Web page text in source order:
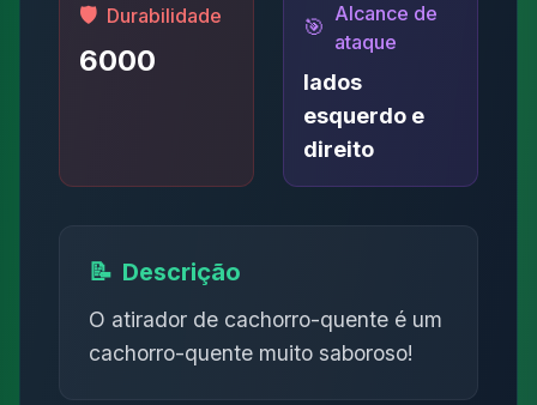
🛡️ Durabilidade
6000
🎯
Alcance de
ataque
lados
esquerdo e
direito
📝 Descrição
O atirador de cachorro-quente é um
cachorro-quente muito saboroso!